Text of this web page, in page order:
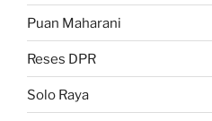
Puan Maharani
Reses DPR
Solo Raya